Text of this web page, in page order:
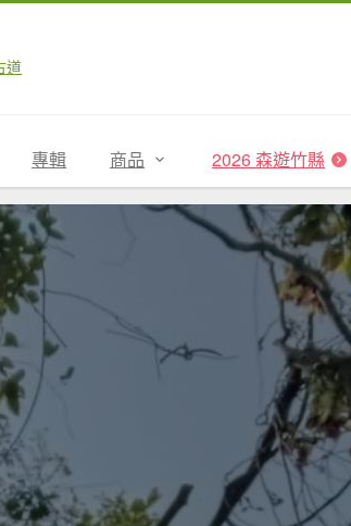
道
專輯 商品 2026 森遊竹縣